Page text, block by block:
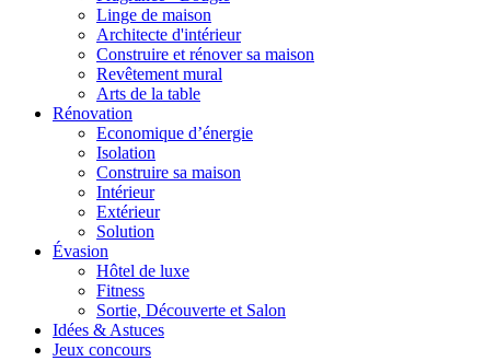
Linge de maison
Architecte d'intérieur
Construire et rénover sa maison
Revêtement mural
Arts de la table
Rénovation
Economique d’énergie
Isolation
Construire sa maison
Intérieur
Extérieur
Solution
Évasion
Hôtel de luxe
Fitness
Sortie, Découverte et Salon
Idées & Astuces
Jeux concours